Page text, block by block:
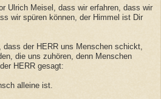
Ulrich Meisel, dass wir erfahren, dass wir
wir spüren können, der Himmel ist Dir
der HERR uns Menschen schickt,
die uns zuhören, denn Menschen
HERR gesagt:
alleine ist.